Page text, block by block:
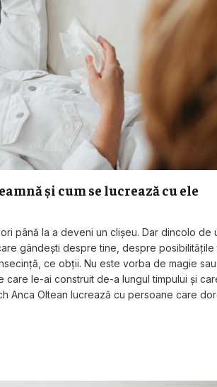
și cum se lucrează cu ele
până la a deveni un clișeu. Dar dincolo de
gândești despre tine, despre
ce obții. Nu este vorba de magie
le-ai construit de-a lungul timpului și
Anca Oltean lucrează cu persoane care